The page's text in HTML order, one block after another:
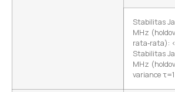
Stabilitas
MHz
rata‑rata): <
Stabilitas
MHz
variance